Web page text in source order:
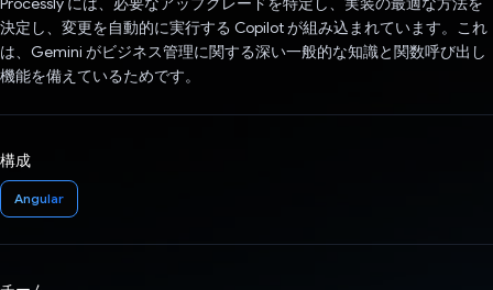
決定し、変更を自動的に実行する Copilot が組み込まれています。これ
は、Gemini がビジネス管理に関する深い一般的な知識と関数呼び出し
機能を備えているためです。
構成
Angular